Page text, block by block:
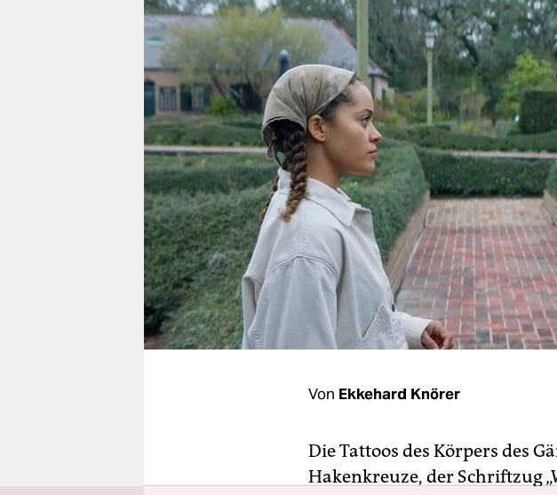
berlin
nord
wahrheit
verlag
verlag
veranstaltungen
shop
fragen & hilfe
unterstützen
abo
Von Ekkehard Knörer
Die Tattoos des Körpers des
Hakenkreuze, der Schriftzug